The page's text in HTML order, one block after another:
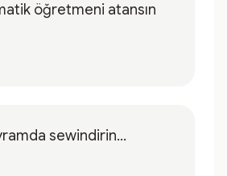
öğretmeni atansın
sewindirin...